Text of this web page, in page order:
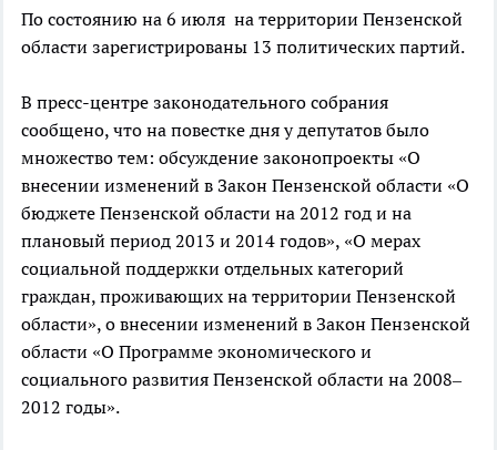
По состоянию на 6 июля на территории Пензенской
области зарегистрированы 13 политических партий.
В пресс-центре законодательного собрания
сообщено, что на повестке дня у депутатов было
множество тем: обсуждение законопроекты «О
внесении изменений в Закон Пензенской области «О
бюджете Пензенской области на 2012 год и на
плановый период 2013 и 2014 годов», «О мерах
социальной поддержки отдельных категорий
граждан, проживающих на территории Пензенской
области», о внесении изменений в Закон Пензенской
области «О Программе экономического и
социального развития Пензенской области на 2008–
2012 годы».